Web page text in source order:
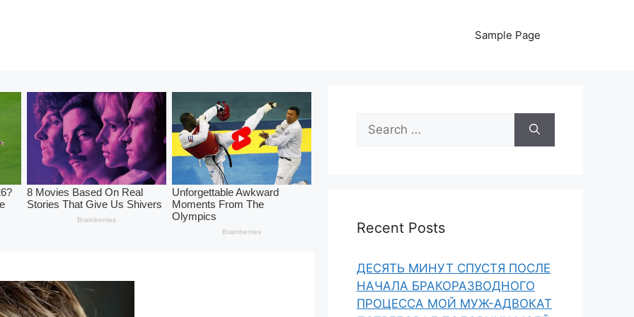
Sample Page
Search
for:
Recent Posts
ДЕСЯТЬ МИНУТ СПУСТЯ ПОСЛЕ
НАЧАЛА БРАКОРАЗВОДНОГО
ПРОЦЕССА МОЙ МУЖ-АДВОКАТ